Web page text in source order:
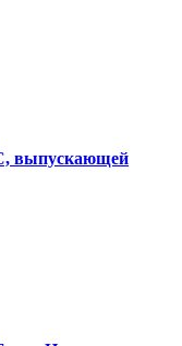
выпускающей